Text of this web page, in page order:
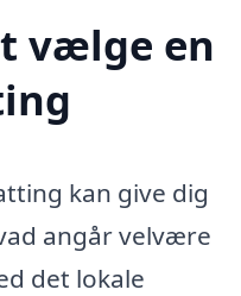
vælge en
kan give dig
angår velvære
det lokale